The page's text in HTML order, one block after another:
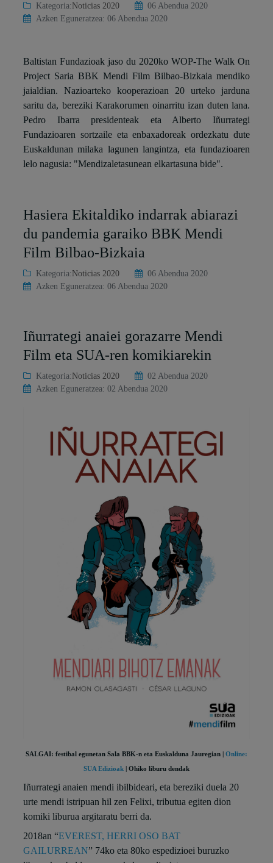
Kategoria:Noticias 2020
06 Abendua 2020
Azken Eguneratzea: 06 Abendua 2020
Baltistan Fundazioak jaso du 2020ko WOP-The Walk On
Project Saria BBK Mendi Film Bilbao-Bizkaia mendiko
jaialdian. Nazioarteko kooperazioan 20 urteko jarduna
saritu da, bereziki Karakorumen oinarritu izan duten lana.
Pedro Ibarra presidenteak eta Alberto Iñurrategi
Fundazioaren sortzaile eta enbaxadoreak ordezkatu dute
Euskaldunan milaka lagunen langintza, eta fundazioaren
lelo nagusia: "Mendizaletasunean elkartasuna bide".
Hasiera Ekitaldiko indarrak abiarazi
du pandemia garaiko BBK Mendi
Film Bilbao-Bizkaia
Kategoria:Noticias 2020
06 Abendua 2020
Azken Eguneratzea: 06 Abendua 2020
Iñurrategi anaiei gorazarre Mendi
Film eta SUA-ren komikiarekin
Kategoria:Noticias 2020
02 Abendua 2020
Azken Eguneratzea: 02 Abendua 2020
SALGAI: festibal egunetan Sala BBK-n eta Euskalduna Jauregian | Online:
SUA Edizioak | Ohiko liburu dendak
Iñurrategi anaien mendi ibilbideari, eta bereziki duela 20
urte mendi istripuan hil zen Felixi, tributua egiten dion
komiki liburua argitaratu berri da.
2018an “EVEREST, HERRI OSO BAT
GAILURREAN” 74ko eta 80ko espedizioei buruzko